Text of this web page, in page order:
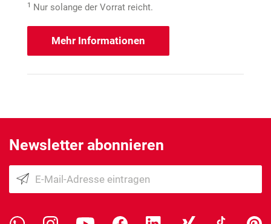
1 Nur solange der Vorrat reicht.
Mehr Informationen
Newsletter abonnieren